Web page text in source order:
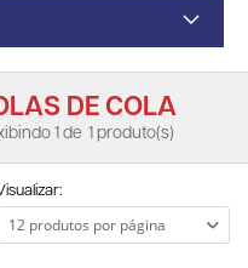
DE COLA
1 de 1 produto(s)